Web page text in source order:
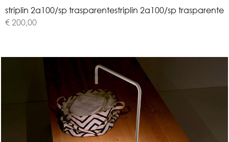
striplin 2a100/sp trasparentestriplin 2a100/sp trasparente
€ 200,00